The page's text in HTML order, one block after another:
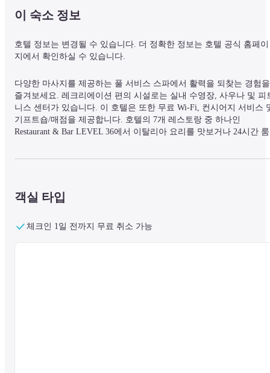
이 숙소 정보
호텔 정보는 변경될 수 있습니다. 더 정확한 정보는 호텔 공식 홈페이
지에서 확인하실 수 있습니다.
다양한 마사지를 제공하는 풀 서비스 스파에서 활력을 되찾는 경험을
즐겨보세요. 레크리에이션 편의 시설로는 실내 수영장, 사우나 및 피
니스 센터가 있습니다. 이 호텔은 또한 무료 Wi-Fi, 컨시어지 서비스
기프트숍/매점을 제공합니다. 호텔의 7개 레스토랑 중 하나인
Restaurant & Bar LEVEL 36에서 이탈리아 요리를 맛보거나 24시간 룸
호텔은 이벤트를 위한 23개의 회의실을 자랑하며, 구내 셀프 주차(요
금 부과)가 가능합니다. 에어컨이 완비된 592개의 객실에는 냉장고와
제공됩니다. 전용 욕실에는 샤워/욕조 조합, 무료 세면용품 및 비데가
객실 타입
체크인 1일 전까지 무료 취소 가능